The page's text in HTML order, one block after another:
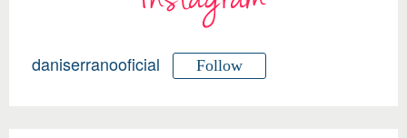
daniserranooficial Follow